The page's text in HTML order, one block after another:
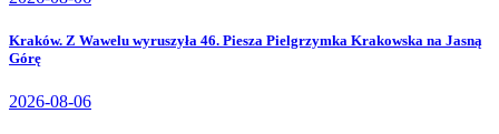
Kraków. Z Wawelu wyruszyła 46. Piesza Pielgrzymka Krakowska na Jasną
Górę
2026-08-06